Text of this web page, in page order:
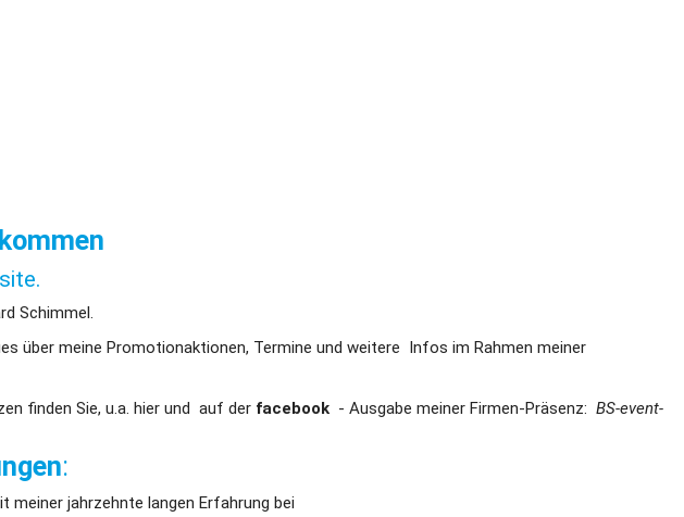
Schimmel.
über meine Promotionaktionen, Termine und weitere  Infos im Rahmen meiner
finden Sie, u.a. hier und  auf der facebook - Ausgabe meiner Firmen-Präsenz: BS-event-
:
meiner jahrzehnte langen Erfahrung bei